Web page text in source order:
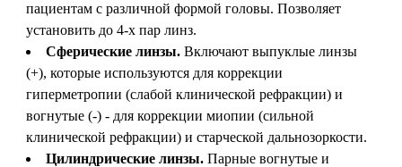
пациентам с различной формой головы. Позволяет
установить до 4-х пар линз.
Сферические линзы. Включают выпуклые линзы
(+), которые используются для коррекции
гиперметропии (слабой клинической рефракции) и
вогнутые (-) - для коррекции миопии (сильной
клинической рефракции) и старческой дальнозоркости.
Цилиндрические линзы. Парные вогнутые и